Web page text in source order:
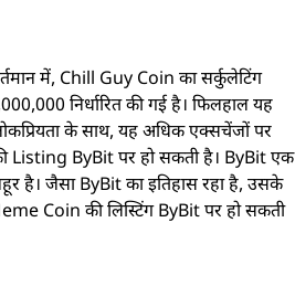
में, Chill Guy Coin का सर्कुलेटिंग
निर्धारित की गई है। फिलहाल यह
के साथ, यह अधिक एक्सचेंजों पर
Listing ByBit पर हो सकती है। ByBit एक
है। जैसा ByBit का इतिहास रहा है, उसके
Coin की लिस्टिंग ByBit पर हो सकती